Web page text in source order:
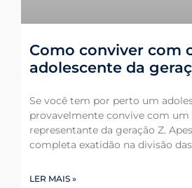
Como conviver com
adolescente da
Se você tem por perto um
provavelmente convive com um
representante da geração Z.
completa exatidão na divisão das
LER MAIS »